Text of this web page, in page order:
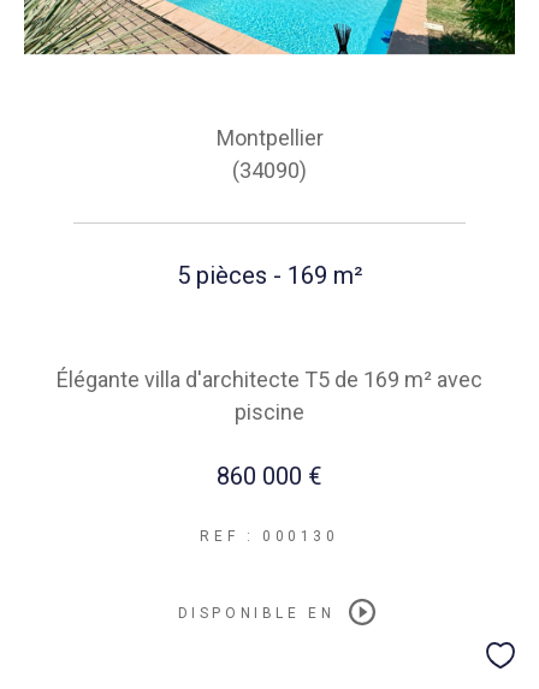
Montpellier
(34090)
5 pièces - 169 m²
Élégante villa d'architecte T5 de 169 m² avec
piscine
860 000 €
REF : 000130
DISPONIBLE EN